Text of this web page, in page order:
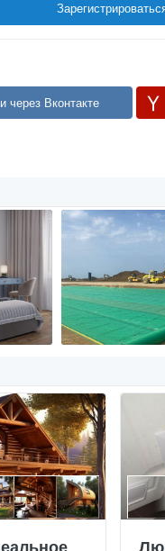
через Вконтакте